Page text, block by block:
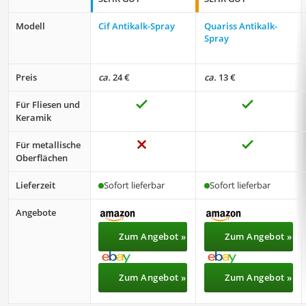
Modell Cif Antikalk-Spray
Quariss Antikalk-
Spray
Preis ca. 24 € ca. 13 €
Für Fliesen und
Keramik
Für metallische
Oberflächen
Lieferzeit Sofort lieferbar Sofort lieferbar
Angebote
Zum Angebot »
Zum Angebot »
Zum Angebot »
Zum Angebot »